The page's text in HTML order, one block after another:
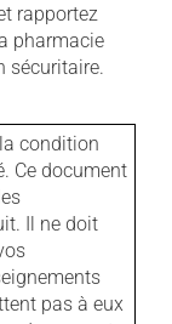
rapportez
pharmacie
sécuritaire.
condition
Ce document
Il ne doit
pas à eux